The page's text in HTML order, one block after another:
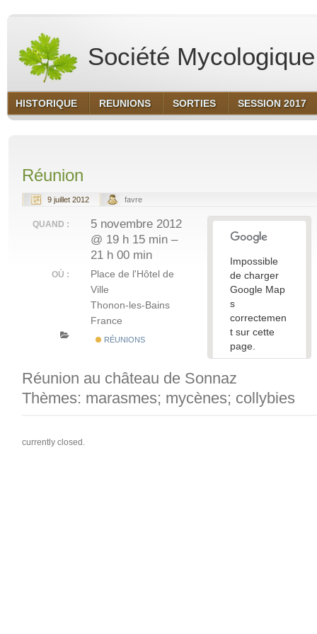
Société
HISTORIQUE REUNIONS SORTIES SESSION 2017
Réunion
9 juillet 2012 favre
Impossible
de charger
Google Map
s
correctemen
t sur cette
page.
appartient ?
QUAND :
5 novembre 2012
@ 19 h 15 min –
21 h 00 min
OÙ :
Place de l'Hôtel de
Ville
Thonon-les-Bains
France
RÉUNIONS
Réunion au château de Sonnaz
Thèmes: marasmes; mycènes; collybies
currently closed.